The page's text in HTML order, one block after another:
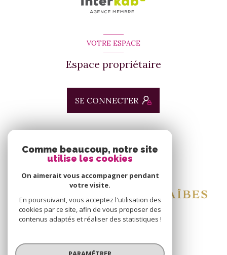
VOTRE ESPACE
Espace propriétaire
SE CONNECTER
Nous adhérons
© 2026 | Tous droits réservés
Comme beaucoup, notre site
utilise les cookies
On aimerait vous accompagner pendant
votre visite.
En poursuivant, vous acceptez l'utilisation des
cookies par ce site, afin de vous proposer des
contenus adaptés et réaliser des statistiques !